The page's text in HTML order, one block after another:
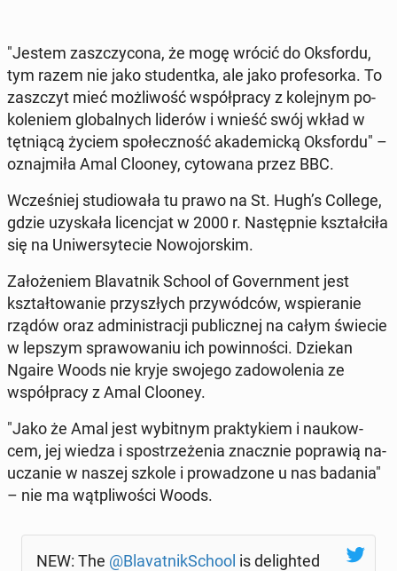
"Jestem za­szczy­co­na, że mogę wrócić do Oks­for­du,
tym razem nie jako stu­dent­ka, ale jako pro­fe­sor­ka. To
za­szczyt mieć moż­li­wość współ­pra­cy z ko­lej­nym po­
ko­le­niem glo­bal­nych liderów i wnieść swój wkład w
tęt­nią­cą życiem spo­łecz­ność aka­de­mic­ką Oks­for­du" –
oznaj­mi­ła Amal Clooney, cy­to­wa­na przez BBC.
Wcze­śniej stu­dio­wa­ła tu prawo na St. Hugh’s College,
gdzie uzy­ska­ła li­cen­cjat w 2000 r. Na­stęp­nie kształ­ci­ła
się na Uni­wer­sy­te­cie No­wo­jor­skim.
Za­ło­że­niem Bla­vat­nik School of Go­vern­ment jest
kształ­to­wa­nie przy­szłych przy­wód­ców, wspie­ra­nie
rządów oraz ad­mi­ni­stra­cji pu­blicz­nej na całym świecie
w lepszym spra­wo­wa­niu ich po­win­no­ści. Dziekan
Ngaire Woods nie kryje swojego za­do­wo­le­nia ze
współ­pra­cy z Amal Clooney.
"Jako że Amal jest wy­bit­nym prak­ty­kiem i na­ukow­
cem, jej wiedza i spo­strze­że­nia znacz­nie po­pra­wią na­
ucza­nie w naszej szkole i pro­wa­dzo­ne u nas badania"
– nie ma wąt­pli­wo­ści Woods.
NEW: The @Bla­vat­nik­Scho­ol is de­li­gh­ted